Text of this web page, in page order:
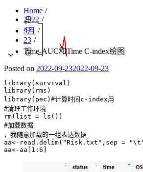
Home
2022
9月
23
Time-AUC和Time C-index绘图
Posted on 2022-09-232022-09-23
library(survival)
library(rms)
library(pec)#计算时间c-index用
#清理工作环境
rm(list = ls())
#加载数据
，我随意加载的一组表达数据
aa<-read.delim("Risk.txt",sep = "\t",